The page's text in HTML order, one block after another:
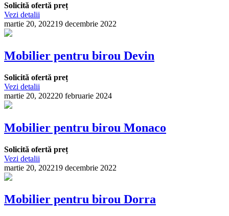
Solicită ofertă preț
Vezi detalii
martie 20, 202219 decembrie 2022
Mobilier pentru birou Devin
Solicită ofertă preț
Vezi detalii
martie 20, 202220 februarie 2024
Mobilier pentru birou Monaco
Solicită ofertă preț
Vezi detalii
martie 20, 202219 decembrie 2022
Mobilier pentru birou Dorra